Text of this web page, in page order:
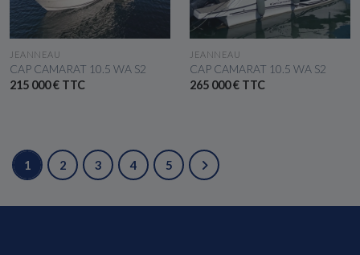
VOIR LE BATEAU
JEANNEAU
CAP CAMARAT 10.5 WA S2
215 000 € TTC
VOIR LE BATEAU
JEANNEAU
CAP CAMARAT 10.5 WA S2
265 000 € TTC
1 2 3 4 5